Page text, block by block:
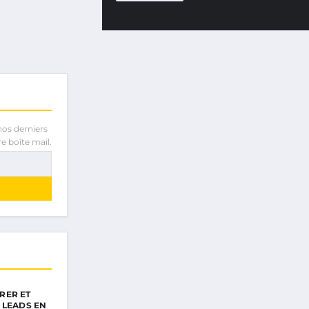
derniers
boîte mail.
ET
EN